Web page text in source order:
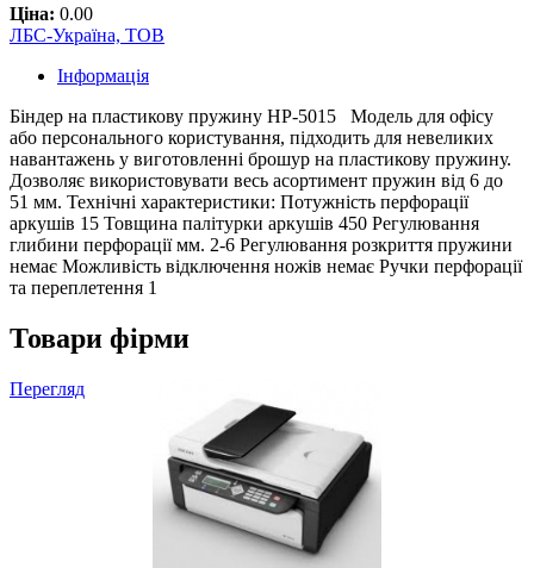
Ціна: 0.00
ЛБС-Україна, ТОВ
Інформація
Біндер на пластикову пружину HP-5015 Модель для офісу
або персонального користування, підходить для невеликих
навантажень у виготовленні брошур на пластикову пружину.
Дозволяє використовувати весь асортимент пружин від 6 до
51 мм. Технічні характеристики: Потужність перфорації
аркушів 15 Товщина палітурки аркушів 450 Регулювання
глибини перфорації мм. 2-6 Регулювання розкриття пружини
немає Можливість відключення ножів немає Ручки перфорації
та переплетення 1
Товари фірми
Перегляд